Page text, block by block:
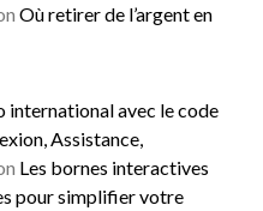
Où retirer de l’argent en
international avec le code
Assistance,
Les bornes interactives
pour simplifier votre